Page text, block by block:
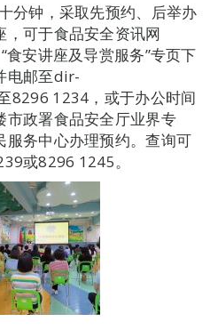
分钟，采取先预约、后举办
，可于食品安全资讯网
安讲座及导赏服务”专页下
电邮至dir-
8296 1234，或于办公时间
市政署食品安全厅业界专
服务中心办理预约。查询可
或8296 1245。